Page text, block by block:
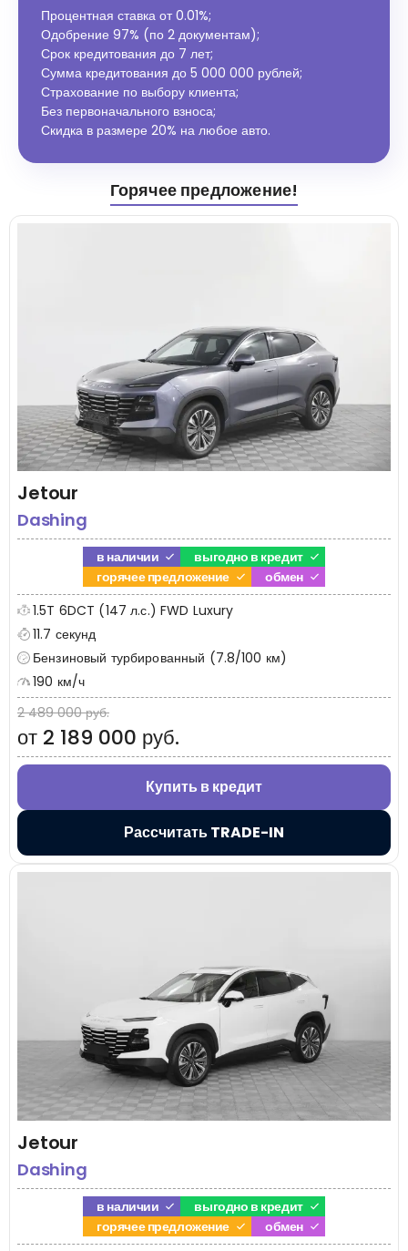
Процентная ставка от0.01%;
Одобрение 97% (по 2 документам);
Срок кредитования до 7 лет;
Сумма кредитования до 5 000 000 рублей;
Страхование по выбору клиента;
Без первоначального взноса;
Скидка в размере 20% на любое авто.
Горячее предложение!
Jetour
Dashing
в наличии
выгодно в кредит
горячее предложение
обмен
1.5T 6DCT (147 л.с.) FWD Luxury
11.7 секунд
Бензиновый турбированный (7.8/100 км)
190 км/ч
2 489 000 руб.
от 2 189 000 руб.
Купить в кредит
Рассчитать TRADE-IN
Jetour
Dashing
в наличии
выгодно в кредит
горячее предложение
обмен